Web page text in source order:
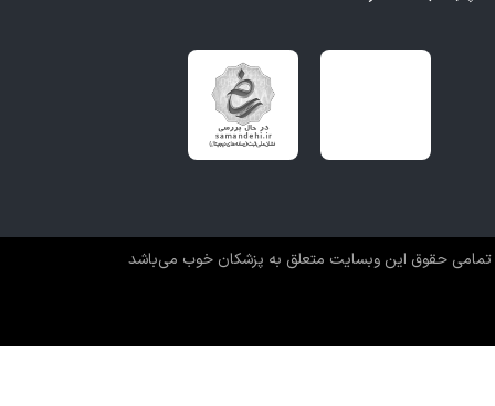
تمامی حقوق این وبسایت متعلق به پزشکان خوب می‌باشد